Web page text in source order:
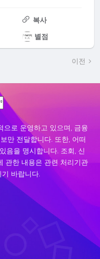
복사
별점
이전
로 운영하고 있으며, 금융
만 전달합니다. 또한, 어떠
음을 명시합니다. 조회, 신
관한 내용은 관련 처리기관
바랍니다.